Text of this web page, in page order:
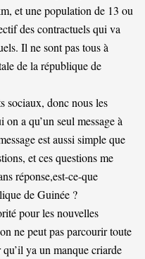
et une population de 13 ou
des contractuels qui va
Il ne sont pas tous à
de la république de
sociaux, donc nous les
a qu’un seul message à
est aussi simple que
et ces questions me
réponse,est-ce-que
de Guinée ?
pour les nouvelles
ne peut pas parcourir toute
ya un manque criarde